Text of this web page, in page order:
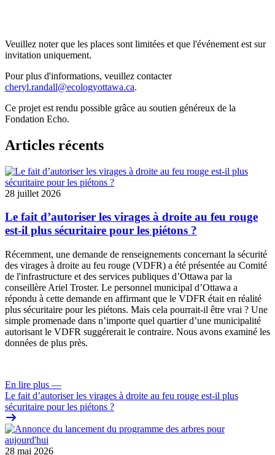
Veuillez noter que les places sont limitées et que l'événement est sur
invitation uniquement.
Pour plus d'informations, veuillez contacter
cheryl.randall@ecologyottawa.ca.
Ce projet est rendu possible grâce au soutien généreux de la
Fondation Echo.
Articles récents
28 juillet 2026
Le fait d’autoriser les virages à droite au feu rouge
est-il plus sécuritaire pour les piétons ?
Récemment, une demande de renseignements concernant la sécurité
des virages à droite au feu rouge (VDFR) a été présentée au Comité
de l'infrastructure et des services publiques d’Ottawa par la
conseillère Ariel Troster. Le personnel municipal d’Ottawa a
répondu à cette demande en affirmant que le VDFR était en réalité
plus sécuritaire pour les piétons. Mais cela pourrait-il être vrai ? Une
simple promenade dans n’importe quel quartier d’une municipalité
autorisant le VDFR suggérerait le contraire. Nous avons examiné les
données de plus près.
En lire plus —
Le fait d’autoriser les virages à droite au feu rouge est-il plus
sécuritaire pour les piétons ?
28 mai 2026